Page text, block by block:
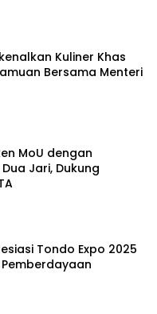
Kuliner Khas
Bersama Menteri
MoU dengan
Jari, Dukung
Tondo Expo 2025